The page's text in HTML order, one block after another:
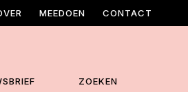
MEEDOEN CONTACT
ZOEKEN